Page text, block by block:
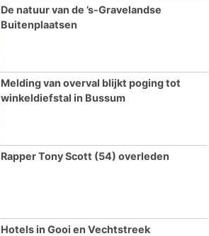
De natuur van de ’s-Gravelandse
Buitenplaatsen
Melding van overval blijkt poging tot
winkeldiefstal in Bussum
Rapper Tony Scott (54) overleden
Hotels in Gooi en Vechtstreek